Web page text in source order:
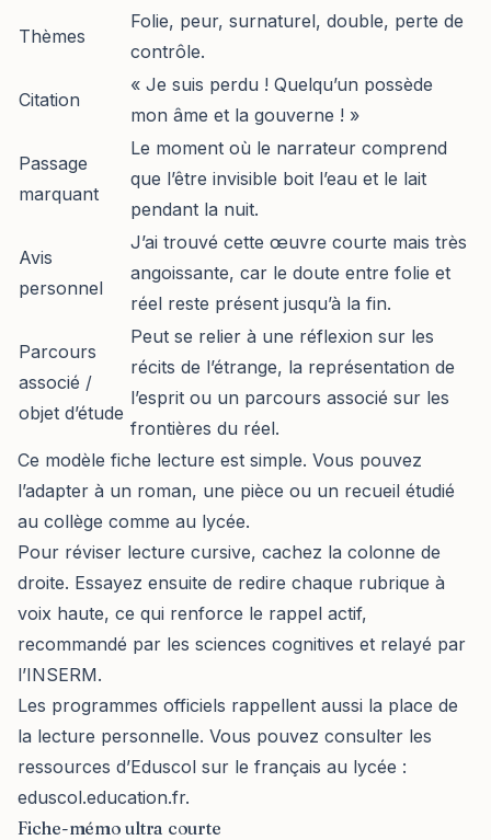
Thèmes
Folie, peur, surnaturel, double, perte de
contrôle.
Citation
« Je suis perdu ! Quelqu’un possède
mon âme et la gouverne ! »
Passage
marquant
Le moment où le narrateur comprend
que l’être invisible boit l’eau et le lait
pendant la nuit.
Avis
personnel
J’ai trouvé cette œuvre courte mais très
angoissante, car le doute entre folie et
réel reste présent jusqu’à la fin.
Parcours
associé /
objet d’étude
Peut se relier à une réflexion sur les
récits de l’étrange, la représentation de
l’esprit ou un parcours associé sur les
frontières du réel.
Ce modèle fiche lecture est simple. Vous pouvez
l’adapter à un roman, une pièce ou un recueil étudié
au collège comme au lycée.
Pour réviser lecture cursive, cachez la colonne de
droite. Essayez ensuite de redire chaque rubrique à
voix haute, ce qui renforce le rappel actif,
recommandé par les sciences cognitives et relayé par
l’INSERM.
Les programmes officiels rappellent aussi la place de
la lecture personnelle. Vous pouvez consulter les
ressources d’Eduscol sur le français au lycée :
eduscol.education.fr.
Fiche-mémo ultra courte